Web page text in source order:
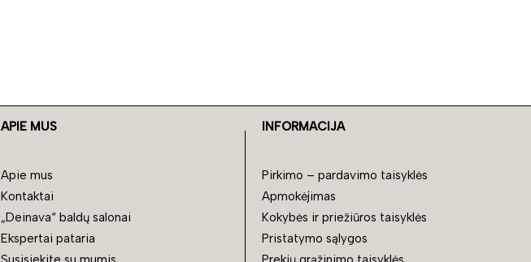
APIE MUS
Apie mus
Kontaktai
„Deinava“ baldų salonai
Ekspertai pataria
INFORMACIJA
Pirkimo – pardavimo taisyklės
Apmokėjimas
Kokybės ir priežiūros taisyklės
Pristatymo sąlygos